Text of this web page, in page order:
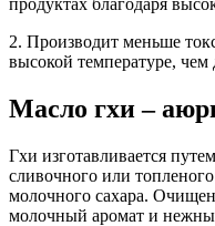
продуктах благодаря
2. Производит меньше
высокой температуре, чем
Масло гхи –
Гхи изготавливается
сливочного или
молочного сахара.
молочный аромат и